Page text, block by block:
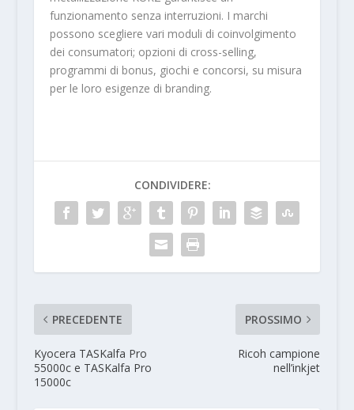
funzionamento senza interruzioni. I marchi
possono scegliere vari moduli di coinvolgimento
dei consumatori; opzioni di cross-selling,
programmi di bonus, giochi e concorsi, su misura
per le loro esigenze di branding.
CONDIVIDERE:
PRECEDENTE
Kyocera TASKalfa Pro
55000c e TASKalfa Pro
15000c
PROSSIMO
Ricoh campione
nell’inkjet